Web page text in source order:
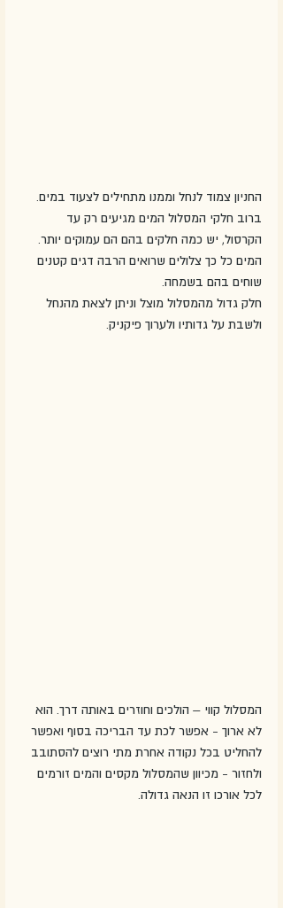
החניון צמוד לנחל וממנו מתחילים לצעוד במים.
ברוב חלקי המסלול המים מגיעים רק עד
הקרסול, יש כמה חלקים בהם הם עמוקים יותר.
המים כל כך צלולים שרואים הרבה דגים קטנים
שוחים בהם בשמחה.
חלק גדול מהמסלול מוצל וניתן לצאת מהנחל
ולשבת על גדותיו ולערוך פיקניק.
המסלול קווי – הולכים וחוזרים באותה דרך. הוא
לא ארוך - אפשר לכת עד הבריכה בסוף ואפשר
להחליט בכל נקודה אחרת מתי רוצים להסתובב
ולחזור - מכיוון שהמסלול מקסים והמים זורמים
לכל אורכו זו הנאה גדולה.